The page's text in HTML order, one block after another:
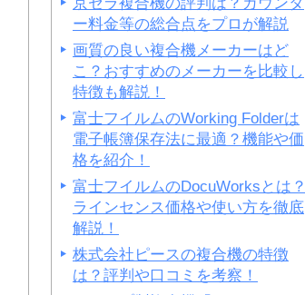
京セラ複合機の評判は？カウンタ
ー料金等の総合点をプロが解説
画質の良い複合機メーカーはど
こ？おすすめのメーカーを比較し
特徴も解説！
富士フイルムのWorking Folderは
電子帳簿保存法に最適？機能や価
格を紹介！
富士フイルムのDocuWorksとは？
ラインセンス価格や使い方を徹底
解説！
株式会社ピースの複合機の特徴
は？評判や口コミを考察！